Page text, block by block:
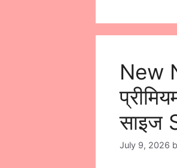
New
साइज
July 9, 2026